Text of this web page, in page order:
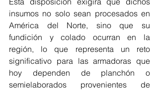
insumos no solo sean procesados en
América del Norte, sino que su
fundición y colado ocurran en la
región, lo que representa un reto
significativo para las armadoras que
hoy dependen de planchón o
semielaborados provenientes de